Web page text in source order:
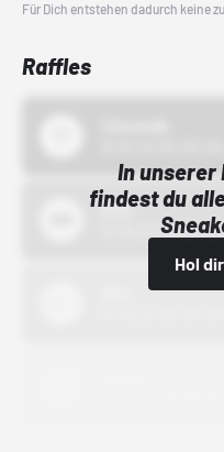
Für Dich entstehen dadurch keine
Raffles
In unserer
findest du
Hol
Bstn
01.10.22 00:00